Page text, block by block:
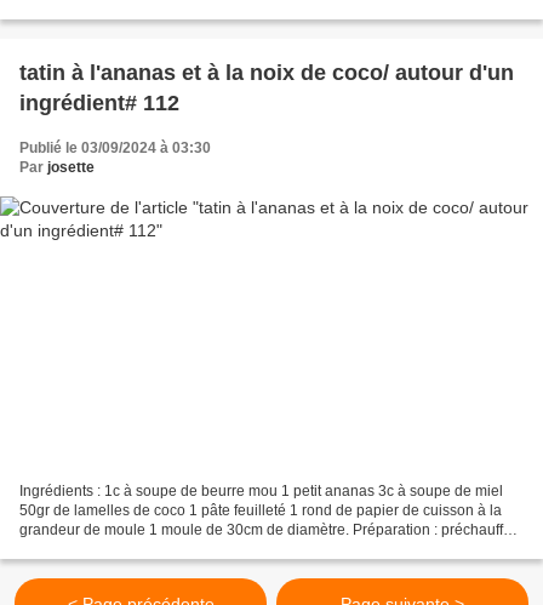
tatin à l'ananas et à la noix de coco/ autour d'un
ingrédient# 112
Publié le 03/09/2024 à 03:30
Par josette
Ingrédients : 1c à soupe de beurre mou 1 petit ananas 3c à soupe de miel
50gr de lamelles de coco 1 pâte feuilleté 1 rond de papier de cuisson à la
grandeur de moule 1 moule de 30cm de diamètre. Préparation : préchauffer